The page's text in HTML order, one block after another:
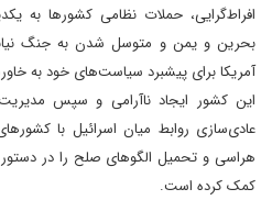
افراط‌گرایی، حملات نظامی کشورها به
بحرین و یمن و متوسل شدن به جنگ
آمریکا برای پیشبرد سیاست‌های خود به
این کشور ایجاد ناآرامی و سپس
عادی‌سازی روابط میان اسرائیل با
هراسی و تحمیل الگوهای صلح را در دستور
کمک کرده است.